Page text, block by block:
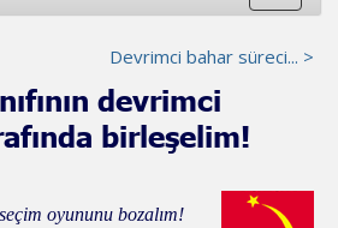
Devrimci bahar süreci... >
devrimci
birleşelim!
oyununu bozalım!